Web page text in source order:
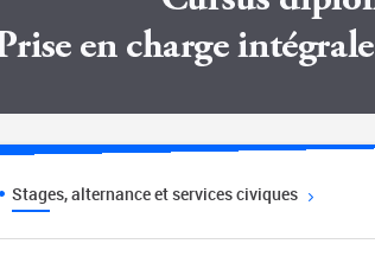
Stages, alternance et services civiques